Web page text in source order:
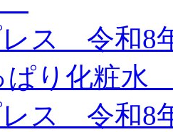
レス 令和8
ぱり化粧
レス 令和